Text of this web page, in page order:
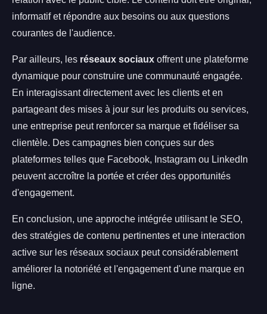
informatif et répondre aux besoins ou aux questions
courantes de l'audience.
Par ailleurs, les réseaux sociaux offrent une plateforme
dynamique pour construire une communauté engagée.
En interagissant directement avec les clients et en
partageant des mises à jour sur les produits ou services,
une entreprise peut renforcer sa marque et fidéliser sa
clientèle. Des campagnes bien conçues sur des
plateformes telles que Facebook, Instagram ou LinkedIn
peuvent accroître la portée et créer des opportunités
d'engagement.
En conclusion, une approche intégrée utilisant le SEO,
des stratégies de contenu pertinentes et une interaction
active sur les réseaux sociaux peut considérablement
améliorer la notoriété et l'engagement d'une marque en
ligne.